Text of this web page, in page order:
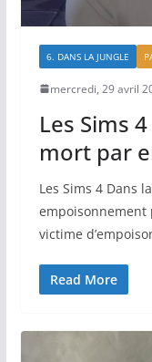
6. DANS LA JUNGLE
mercredi, 29 avril
Les Sims
mort par
Les Sims 4 Dans
empoisonnement
victime
Read More